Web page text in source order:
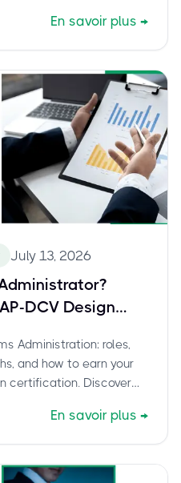
En savoir plus →
July 13, 2026
DCV Design
Administration: roles,
and how to earn your
certification. Discover
En savoir plus →